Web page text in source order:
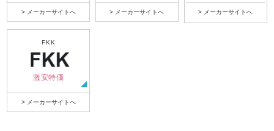
> メーカーサイトへ > メーカーサイトへ > メーカーサイトへ
FKK
激安特価
> メーカーサイトへ